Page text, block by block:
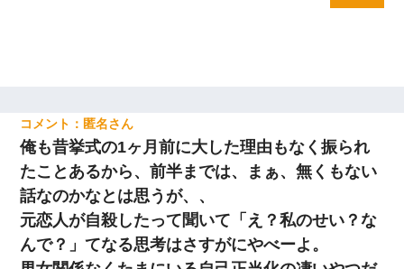
匿名
俺も昔挙式の1ヶ月前に大した理由もなく振られ
たことあるから、前半までは、まぁ、無くもない
話なのかなとは思うが、、
元恋人が自殺したって聞いて「え？私のせい？な
んで？」てなる思考はさすがにやべーよ。